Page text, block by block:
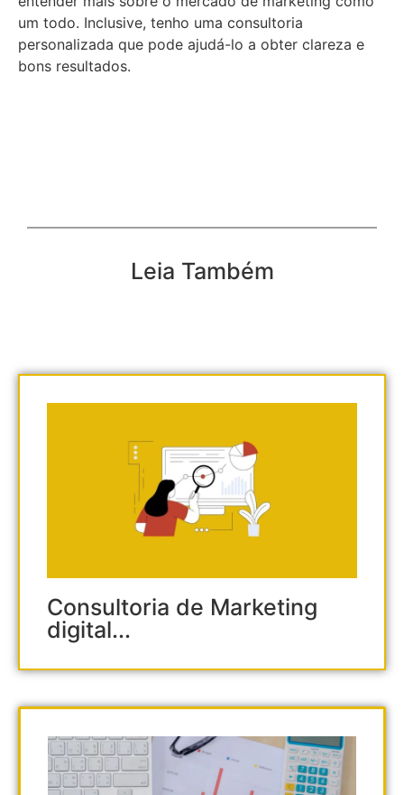
um todo. Inclusive, tenho uma consultoria
personalizada que pode ajudá-lo a obter clareza e
bons resultados.
Leia Também
Consultoria de Marketing
digital...